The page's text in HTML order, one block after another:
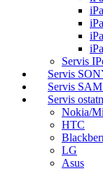
Servis
Servis
Servis
Servis
Nokia/
HTC
LG
Asus